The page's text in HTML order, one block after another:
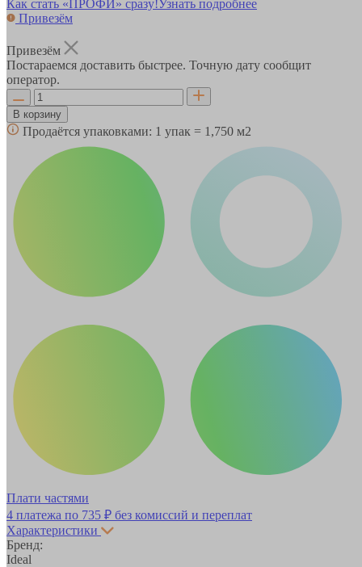
Как стать «ПРОФИ» сразу!Узнать подробнее
Привезём
Привезём
Постараемся доставить быстрее. Точную дату сообщит
оператор.
В корзину
Продаётся упаковками: 1 упак = 1,750 м2
Плати частями
4 платежа по 735 ₽ без комиссий и переплат
Характеристики
Бренд:
Ideal